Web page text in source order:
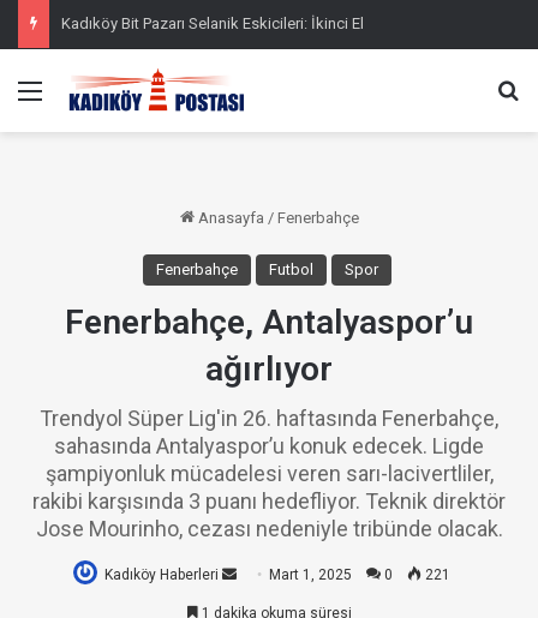
Kadıköy Bit Pazarı Selanik Eskicileri: İkinci El
Menü
Anasayfa / Fenerbahçe
Fenerbahçe Futbol Spor
Fenerbahçe, Antalyaspor’u
ağırlıyor
Trendyol Süper Lig'in 26. haftasında Fenerbahçe,
sahasında Antalyaspor’u konuk edecek. Ligde
şampiyonluk mücadelesi veren sarı-lacivertliler,
rakibi karşısında 3 puanı hedefliyor. Teknik direktör
Jose Mourinho, cezası nedeniyle tribünde olacak.
Kadıköy Haberleri
e-
Mart 1, 2025 0 221
1 dakika okuma süresi